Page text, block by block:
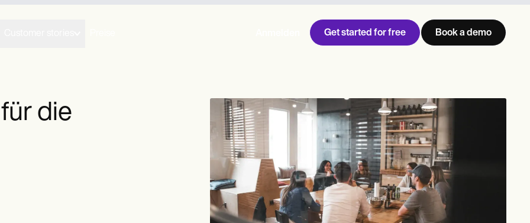
Get started for free Book a demo
die